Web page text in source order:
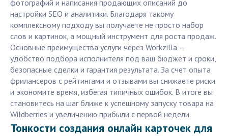
фотографий и написания продающих описаний до
настройки SEO и аналитики. Благодаря такому
комплексному подходу вы получаете не просто набор
слов и картинок, а мощный инструмент для роста продаж.
Основные преимущества услуги через Workzilla —
удобство подбора исполнителя под ваш бюджет и сроки,
безопасные сделки и гарантия результата. За счет опыта
фрилансеров с рейтингами и отзывами вы снижаете риски
и экономите время, избегая типичных ошибок. В итоге вы
становитесь на шаг ближе к успешному запуску товара на
Wildberries и увеличению прибыли с первой недели.
Тонкости создания онлайн карточек для